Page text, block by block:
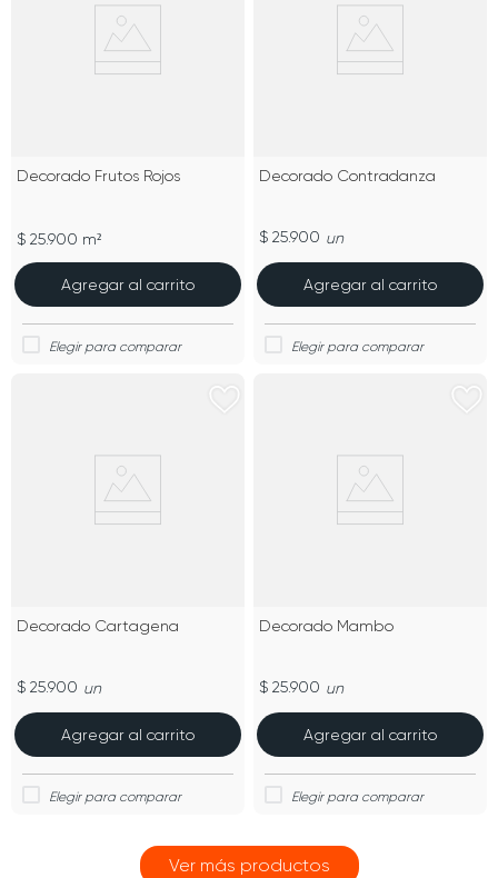
Decorado Frutos Rojos
$ 25.900 m²
Agregar al carrito
Decorado Contradanza
$ 25.900 un
Agregar al carrito
Decorado Cartagena
$ 25.900 un
Agregar al carrito
Decorado Mambo
$ 25.900 un
Agregar al carrito